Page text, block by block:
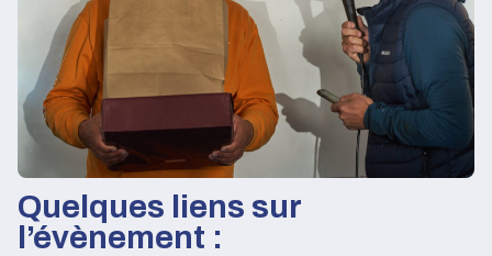
Quelques liens sur
l’évènement :